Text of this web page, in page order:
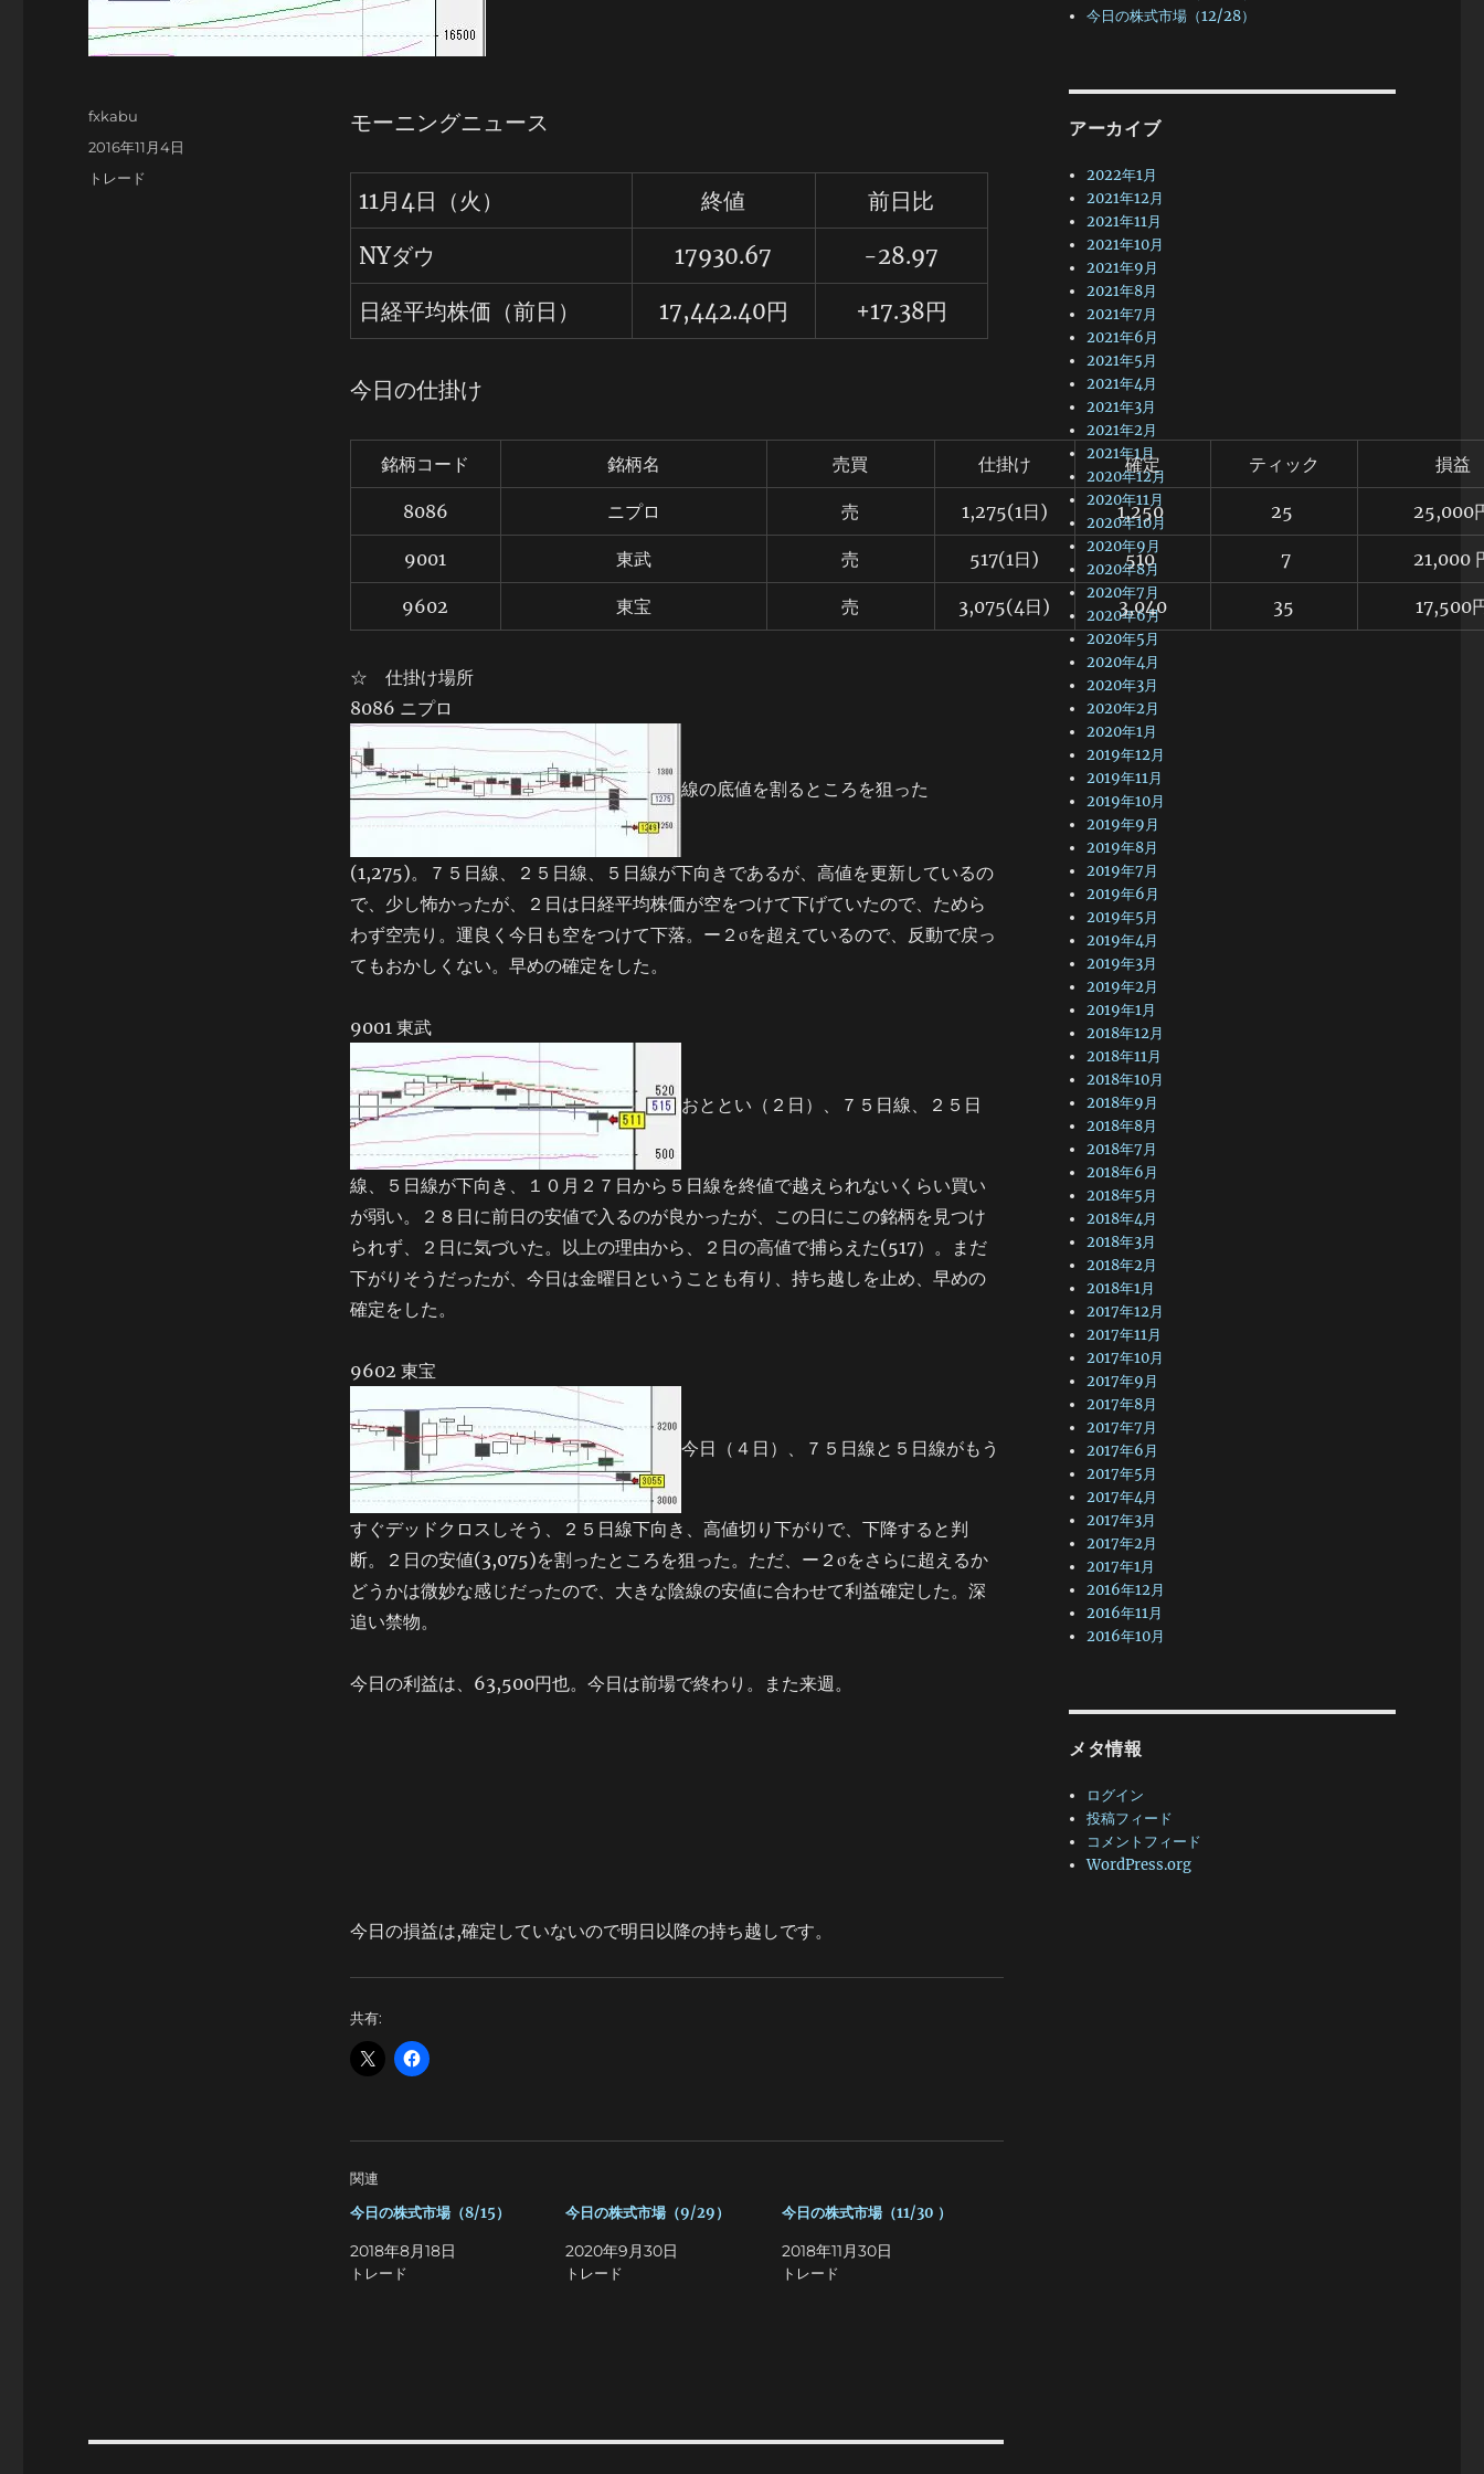
モーニングニュース
11月4日（火） 終値
前日比
NYダウ
17930.67
-28.97
日経平均株価（前日）
17,442.40円 +17.38円
今日の仕掛け
銘柄コード 銘柄名 売買 仕掛け 確定 ティック 損益
8086 ニプロ 売 1,275(1日) 1,250 25 25,000
9001 東武 売 517(1日) 510 7 21,000
9602 東宝 売 3,075(4日) 3,040 35 17,500
☆ 仕掛け場所
8086 ニプロ
線の底値を割るところを狙った
(1,275)。７５日線、２５日線、５日線が下向きであるが、高値を更新しているの
で、少し怖かったが、２日は日経平均株価が空をつけて下げていたので、ためら
わず空売り。運良く今日も空をつけて下落。ー２σを超えているので、反動で戻っ
てもおかしくない。早めの確定をした。
9001 東武
おととい（２日）、７５日線、２５日
線、５日線が下向き、１０月２７日から５日線を終値で越えられないくらい買い
が弱い。２８日に前日の安値で入るのが良かったが、この日にこの銘柄を見つけ
られず、２日に気づいた。以上の理由から、２日の高値で捕らえた(517）。まだ
下がりそうだったが、今日は金曜日ということも有り、持ち越しを止め、早めの
確定をした。
9602 東宝
今日（４日）、７５日線と５日線がもう
すぐデッドクロスしそう、２５日線下向き、高値切り下がりで、下降すると判
断。２日の安値(3,075)を割ったところを狙った。ただ、ー２σをさらに超えるか
どうかは微妙な感じだったので、大きな陰線の安値に合わせて利益確定した。深
追い禁物。
今日の利益は、63,500円也。今日は前場で終わり。また来週。
今日の損益は,確定していないので明日以降の持ち越しです。
共有:
関連
今日の株式市場（8/15）
2018年8月18日
トレード
今日の株式市場（9/29）
2020年9月30日
トレード
今日の株式市場（11/30 ）
2018年11月30日
トレード
投
稿
fxkabu
投
稿
2016年11月4日
カ
トレード
今日の株式市場（12/28）
アーカイブ
2022年1月
2021年12月
2021年11月
2021年10月
2021年9月
2021年8月
2021年7月
2021年6月
2021年5月
2021年4月
2021年3月
2021年2月
2021年1月
2020年12月
2020年11月
2020年10月
2020年9月
2020年8月
2020年7月
2020年6月
2020年5月
2020年4月
2020年3月
2020年2月
2020年1月
2019年12月
2019年11月
2019年10月
2019年9月
2019年8月
2019年7月
2019年6月
2019年5月
2019年4月
2019年3月
2019年2月
2019年1月
2018年12月
2018年11月
2018年10月
2018年9月
2018年8月
2018年7月
2018年6月
2018年5月
2018年4月
2018年3月
2018年2月
2018年1月
2017年12月
2017年11月
2017年10月
2017年9月
2017年8月
2017年7月
2017年6月
2017年5月
2017年4月
2017年3月
2017年2月
2017年1月
2016年12月
2016年11月
2016年10月
メタ情報
ログイン
投稿フィード
コメントフィード
WordPress.org